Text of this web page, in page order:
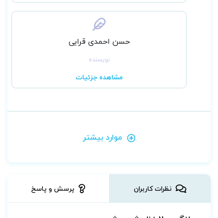
ارشد علوم پزشکی دکتر لزگی
مشاهده و خرید کتابسته 2 جلدی بانک سوالات
هدفمند زبان ارشد علوم پزشکی دکتر کیمیا
حسن احمدی قرایی
نویسنده
مشاهده جزئیات
موارد بیشتر
نظرات کاربران پرسش و پاسخ